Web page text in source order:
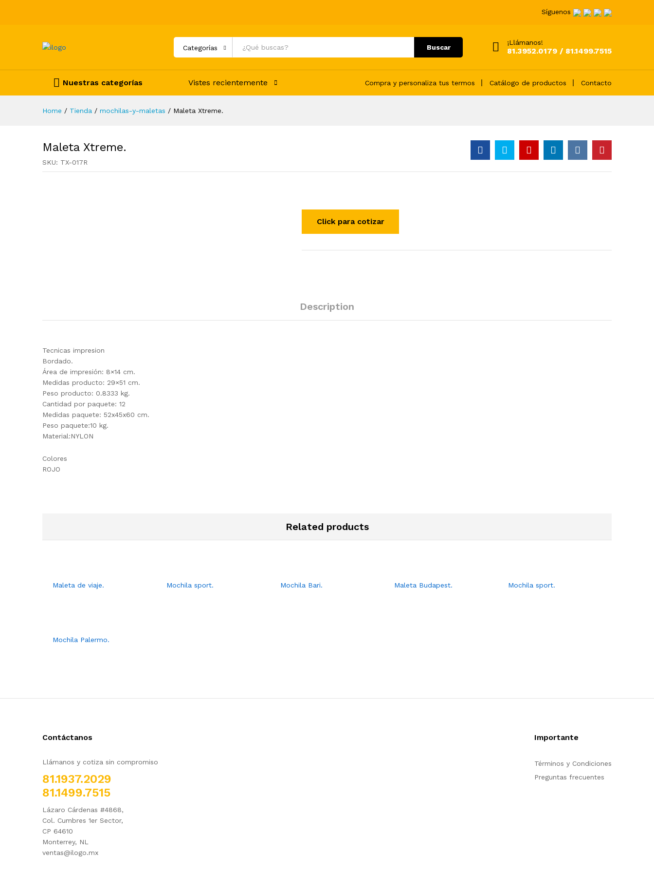
Síguenos
Categorías Buscar
¡Llámanos!
81.3952.0179 / 81.1499.7515
Nuestras categorías Vistes recientemente Compra y personaliza tus termos Catálogo de productos Contacto
Home / Tienda / mochilas-y-maletas / Maleta Xtreme.
Maleta Xtreme.
SKU: TX-017R
Description
Tecnicas impresion
Bordado.
Área de impresión: 8×14 cm.
Medidas producto: 29×51 cm.
Peso producto: 0.8333 kg.
Cantidad por paquete: 12
Medidas paquete: 52x45x60 cm.
Peso paquete:10 kg.
Material:NYLON
Colores
ROJO
Related products
Maleta de viaje. Mochila sport. Mochila Bari. Maleta Budapest. Mochila sport.
Mochila Palermo.
Contáctanos
Llámanos y cotiza sin compromiso
81.1937.2029
81.1499.7515
Lázaro Cárdenas #4868,
Col. Cumbres 1er Sector,
CP 64610
Monterrey, NL
ventas@ilogo.mx
Importante
Términos y Condiciones
Preguntas frecuentes